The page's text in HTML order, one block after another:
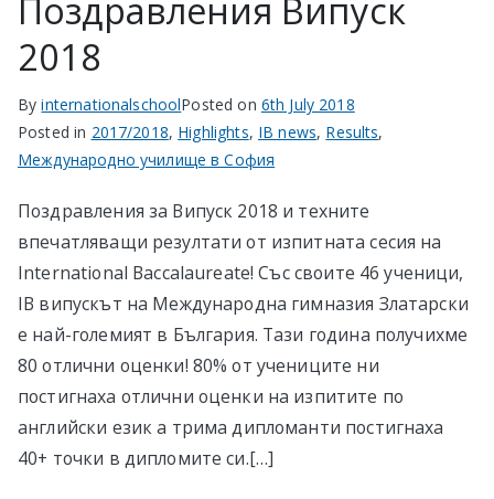
Поздравления Випуск
2018
ByinternationalschoolPosted on 6th July 2018
Posted in 2017/2018, Highlights, IB news, Results,
Международно училище в София
Поздравления за Випуск 2018 и техните
впечатляващи резултати от изпитната сесия на
International Baccalaureate! Със своите 46 ученици,
IB випускът на Международна гимназия Златарски
е най-големият в България. Тази година получихме
80 отлични оценки! 80% от учениците ни
постигнаха отлични оценки на изпитите по
английски език а трима дипломанти постигнаха
40+ точки в дипломите си.[…]